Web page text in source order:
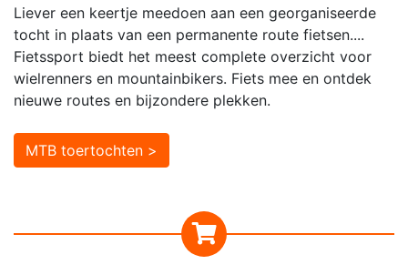
Liever een keertje meedoen aan een georganiseerde
tocht in plaats van een permanente route fietsen....
Fietssport biedt het meest complete overzicht voor
wielrenners en mountainbikers. Fiets mee en ontdek
nieuwe routes en bijzondere plekken.
MTB toertochten >